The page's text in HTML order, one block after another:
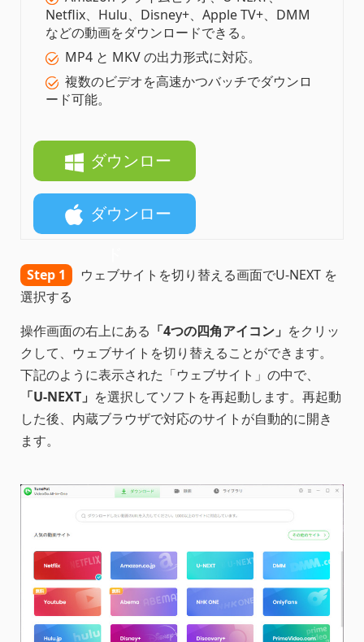
Netflix、Hulu、Disney+、Apple TV+、DMM
などの動画をダウンロードできる。
MP4 と MKV の出力形式に対応。
複数のビデオを高速かつバッチでダウンロ
ード可能。
ダウンロー
ダウンロー
Step 1
ウェブサイトを切り替える画面でU-NEXT を
選択する
操作画面の右上にある 「4つの四角アイコン」 をクリッ
クして、ウェブサイトを切り替えることができます。
下記のように表示された「ウェブサイト」の中で、
「U-NEXT」 を選択してソフトを再起動します。再起動
した後、内蔵ブラウザで対応のサイトが自動的に開き
ます。